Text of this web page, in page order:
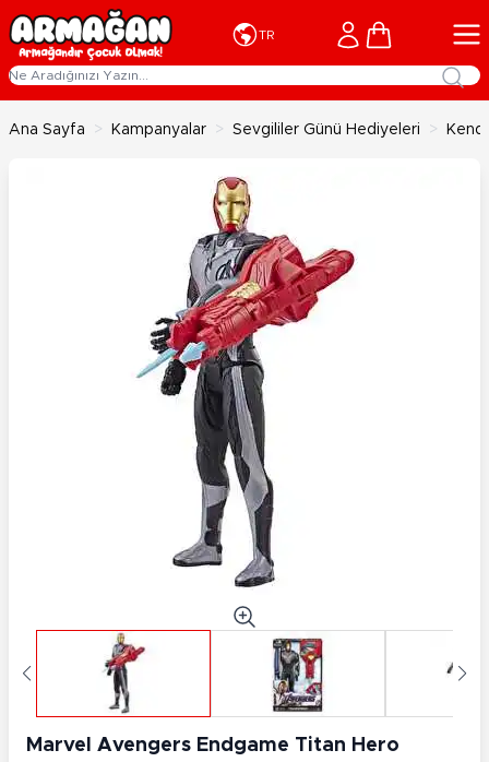
İçeriğe geç
TR Cart
Ana Sayfa > Kampanyalar > Sevgililer Günü Hediyeleri >
Marvel Avengers Endgame Titan Hero